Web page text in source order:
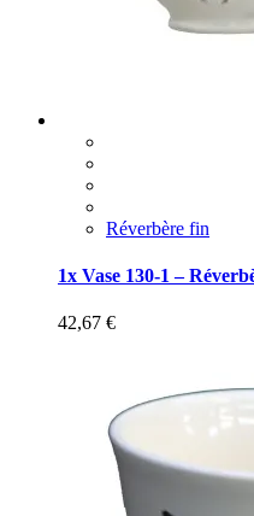
Réverbère fin
1x Vase 130-1 –
42,67 €